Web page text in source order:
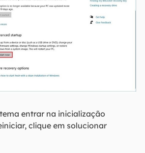
entrar na inicialização
clique em solucionar